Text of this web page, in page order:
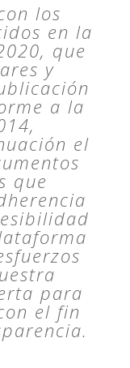
los
en la
que
y
a la
el
que
para
el fin